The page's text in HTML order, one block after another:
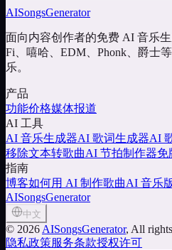
AISongsGenerator
面向内容创作者的免费 AI 音乐
Fi、嘻哈、EDM、Phonk、爵士
乐。
产品
功能价格媒体报道
AI 工具
AI 音乐生成器AI 歌词生成器AI
移除文本转歌曲AI 节拍制作器免
指南
博客如何用 AI 制作歌曲AI 音乐
AISongsGenerator
中文
© 2026 AISongsGenerator, All
隐私政策服务条款授权许可